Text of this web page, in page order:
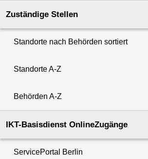
Zuständige Stellen
Standorte nach Behörden sortiert
Standorte A-Z
Behörden A-Z
IKT-Basisdienst OnlineZugänge
ServicePortal Berlin